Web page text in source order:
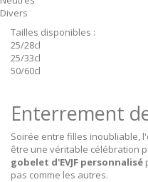
Divers
Tailles disponibles :
25/28cl
25/33cl
50/60cl
Enterrement
Soirée entre filles inoubliable,
être une véritable célébration
gobelet d'EVJF personnalisé
pas comme les autres.